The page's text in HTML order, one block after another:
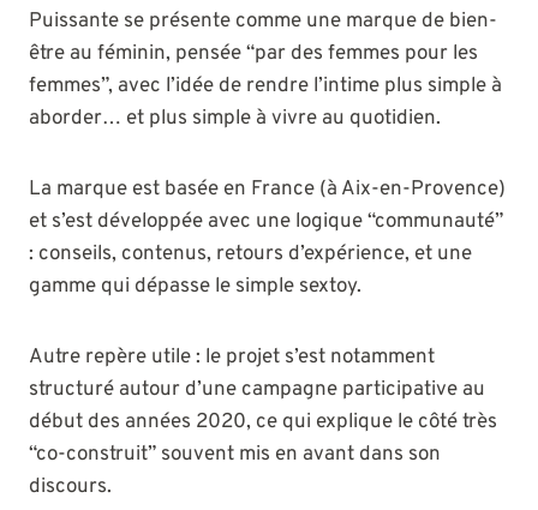
Puissante se présente comme une marque de bien-
être au féminin, pensée “par des femmes pour les
femmes”, avec l’idée de rendre l’intime plus simple à
aborder… et plus simple à vivre au quotidien.
La marque est basée en France (à Aix-en-Provence)
et s’est développée avec une logique “communauté”
: conseils, contenus, retours d’expérience, et une
gamme qui dépasse le simple sextoy.
Autre repère utile : le projet s’est notamment
structuré autour d’une campagne participative au
début des années 2020, ce qui explique le côté très
“co-construit” souvent mis en avant dans son
discours.